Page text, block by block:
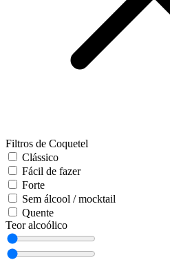
Filtros de Coquetel
Clássico
Fácil de fazer
Forte
Sem álcool / mocktail
Quente
Teor alcoólico